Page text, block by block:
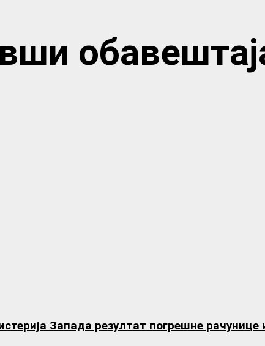
Запада резултат погрешне рачунице